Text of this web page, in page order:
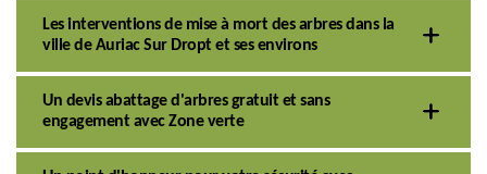
Les interventions de mise à mort des arbres dans la
ville de Auriac Sur Dropt et ses environs
Un devis abattage d'arbres gratuit et sans
engagement avec Zone verte